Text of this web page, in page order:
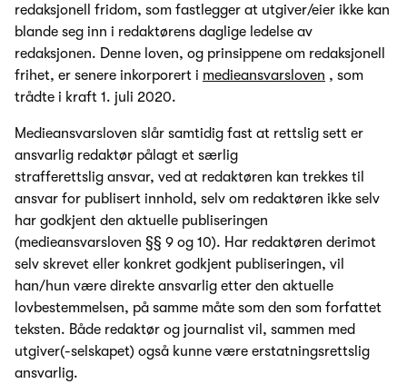
redaksjonell fridom, som fastlegger at utgiver/eier ikke kan
blande seg inn i redaktørens daglige ledelse av
redaksjonen. Denne loven, og prinsippene om redaksjonell
frihet, er senere inkorporert i medieansvarsloven , som
trådte i kraft 1. juli 2020.
Medieansvarsloven slår samtidig fast at rettslig sett er
ansvarlig redaktør pålagt et særlig
strafferettslig ansvar, ved at redaktøren kan trekkes til
ansvar for publisert innhold, selv om redaktøren ikke selv
har godkjent den aktuelle publiseringen
(medieansvarsloven §§ 9 og 10). Har redaktøren derimot
selv skrevet eller konkret godkjent publiseringen, vil
han/hun være direkte ansvarlig etter den aktuelle
lovbestemmelsen, på samme måte som den som forfattet
teksten. Både redaktør og journalist vil, sammen med
utgiver(-selskapet) også kunne være erstatningsrettslig
ansvarlig.